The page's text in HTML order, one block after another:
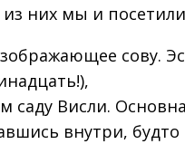
них мы и
сову.
саду Висли.
внутри, будто